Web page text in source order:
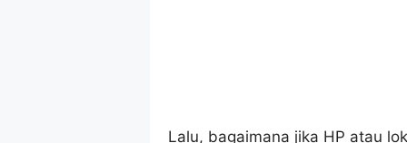
Lalu, bagaimana jika HP atau